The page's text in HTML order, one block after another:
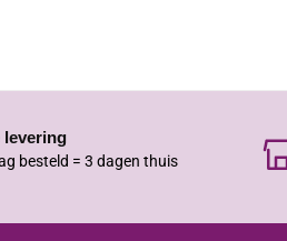
levering
besteld = 3 dagen thuis